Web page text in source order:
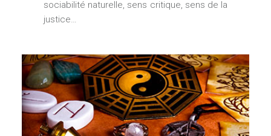
sociabilité naturelle, sens critique, sens de la
justice…